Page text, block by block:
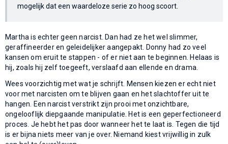
mogelijk dat een waardeloze serie zo hoog scoort.
Martha is echter geen narcist. Dan had ze het wel slimmer,
geraffineerder en geleidelijker aangepakt. Donny had zo veel
kansen om eruit te stappen - of er niet aan te beginnen. Helaas is
hij, zoals hij zelf toegeeft, verslaafd aan ellende en drama.
Wees voorzichtig met wat je schrijft. Mensen kiezen er echt niet
voor met narcisten om te blijven gaan en het slachtoffer uit te
hangen. Een narcist verstrikt zijn prooi met onzichtbare,
ongelooflijk diepgaande manipulatie. Het is een geperfectioneerd
proces. Je hebt het pas door wanneer het te laat is. Tegen die tijd
is er bijna niets meer van je over. Niemand kiest vrijwillig in zulk